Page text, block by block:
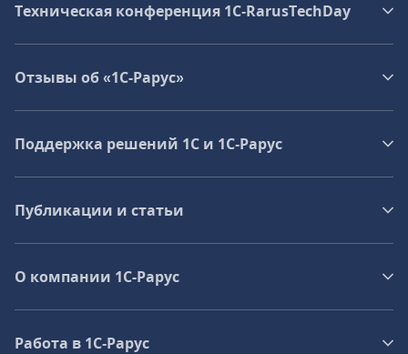
Техническая конференция 1C‑RarusTechDay
Отзывы об «1С-Рарус»
Поддержка решений 1С и 1С‑Рарус
Публикации и статьи
О компании 1C-Рарус
Работа в 1С‑Рарус